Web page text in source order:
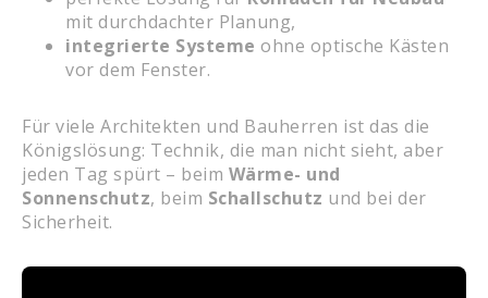
mit durchdachter Planung,
integrierte Systeme ohne optische Kästen
vor dem Fenster.
Für viele Architekten und Bauherren ist das die
Königslösung: Technik, die man nicht sieht, aber
jeden Tag spürt – beim Wärme- und
Sonnenschutz, beim Schallschutz und bei der
Sicherheit.